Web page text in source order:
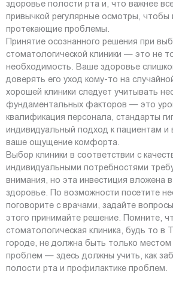
здоровье полости рта и, что важнее
привычкой регулярные осмотры, чтобы
протекающие проблемы.
Принятие осознанного решения при
стоматологической клиники — это не
необходимость. Ваше здоровье
доверять его уход кому-то на
хорошей клиники следует учитывать
фундаментальных факторов — это
квалификация персонала, стандарты
индивидуальный подход к пациентам и
ваше ощущение комфорта.
Выбор клиники в соответствии с
индивидуальными потребностями
внимания, но эта инвестиция вложена
здоровье. По возможности посетите
поговорите с врачами, задайте
этого принимайте решение. Помните,
стоматологическая клиника, будь то в
городе, не должна быть только
проблем — здесь должны учить, как
полости рта и профилактике проблем.